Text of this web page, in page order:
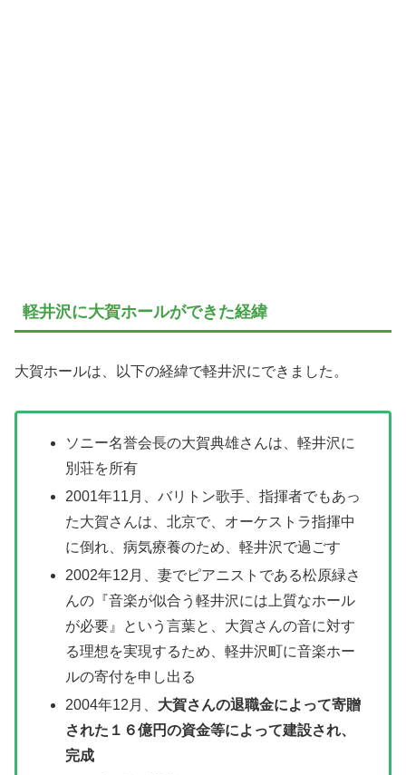
軽井沢に大賀ホールができた経緯
大賀ホールは、以下の経緯で軽井沢にできました。
ソニー名誉会長の大賀典雄さんは、軽井沢に
別荘を所有
2001年11月、バリトン歌手、指揮者でもあっ
た大賀さんは、北京で、オーケストラ指揮中
に倒れ、病気療養のため、軽井沢で過ごす
2002年12月、妻でピアニストである松原緑さ
んの『音楽が似合う軽井沢には上質なホール
が必要』という言葉と、大賀さんの音に対す
る理想を実現するため、軽井沢町に音楽ホー
ルの寄付を申し出る
2004年12月、 大賀さんの退職金によって寄贈
された１６億円の資金等によって建設され、
完成